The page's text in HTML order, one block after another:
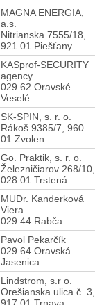
MAGNA ENERGIA,
a.s.
Nitrianska 7555/18,
921 01 Piešťany
KASprof-SECURITY
agency
029 62 Oravské
Veselé
SK-SPIN, s. r. o.
Rákoš 9385/7, 960
01 Zvolen
Go. Praktik, s. r. o.
Železničiarov 268/10,
028 01 Trstená
MUDr. Kanderková
Viera
029 44 Rabča
Pavol Pekarčík
029 64 Oravská
Jasenica
Lindstrom, s.r o.
Orešianska ulica č. 3,